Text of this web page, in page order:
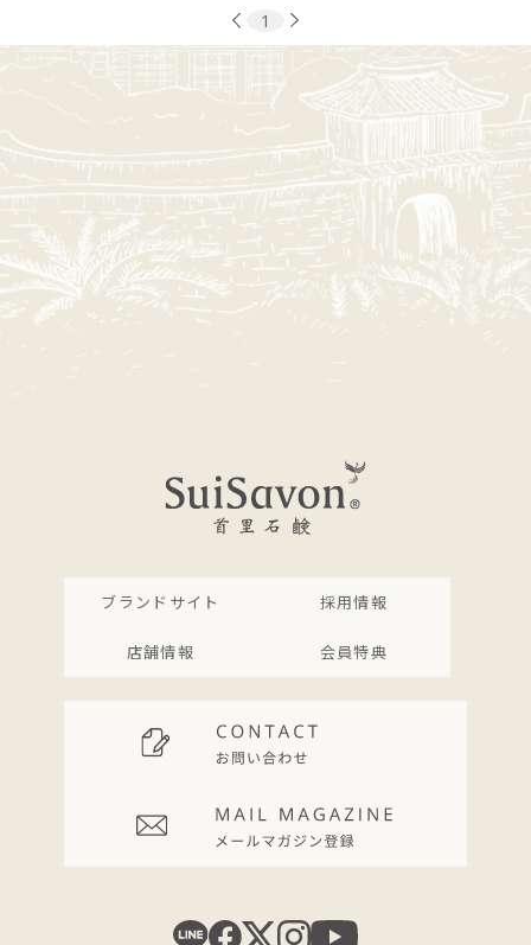
1
ブランドサイト 採用情報
店舗情報 会員特典